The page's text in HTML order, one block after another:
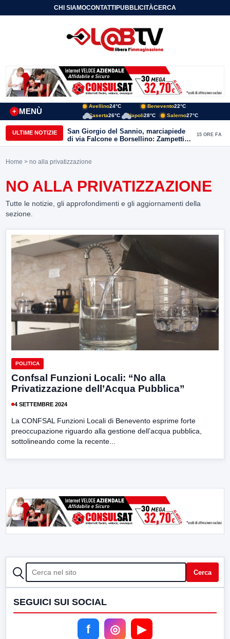
CHI SIAMOCONTATTIPUBBLICITÀCERCA
MENÙ
+
Avellino24°C Benevento22°C
Caserta26°C Napoli28°C Salerno27°C
ULTIME NOTIZIE
San Giorgio del Sannio, marciapiede
di via Falcone e Borsellino: Zampetti e
Lombardi replicano alle polemiche
15 ORE FA
Home > no alla privatizzazione
NO ALLA PRIVATIZZAZIONE
Tutte le notizie, gli approfondimenti e gli aggiornamenti della
sezione.
POLITICA
Confsal Funzioni Locali: “No alla
Privatizzazione dell’Acqua Pubblica”
4 SETTEMBRE 2024
La CONFSAL Funzioni Locali di Benevento esprime forte
preoccupazione riguardo alla gestione dell’acqua pubblica,
sottolineando come la recente...
CERCA Cerca
SEGUICI SUI SOCIAL
f ◎ ▶